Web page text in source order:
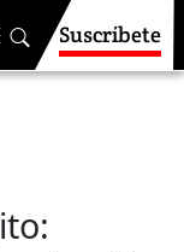
Suscríbete